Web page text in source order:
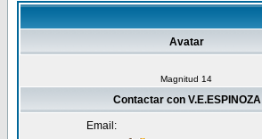
Avatar
Magnitud 14
Contactar con V.E.ESPINOZA
Email: